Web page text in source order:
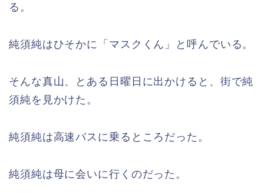
る。
純須純はひそかに「マスクくん」と呼んでいる。
そんな真山、とある日曜日に出かけると、街で純
須純を見かけた。
純須純は高速バスに乗るところだった。
純須純は母に会いに行くのだった。